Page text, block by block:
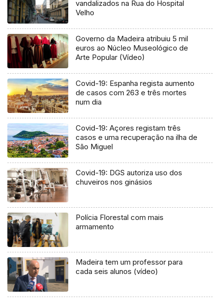
vandalizados na Rua do Hospital
Velho
Governo da Madeira atribuiu 5 mil
euros ao Núcleo Museológico de
Arte Popular (Vídeo)
Covid-19: Espanha regista aumento
de casos com 263 e três mortes
num dia
Covid-19: Açores registam três
casos e uma recuperação na ilha de
São Miguel
Covid-19: DGS autoriza uso dos
chuveiros nos ginásios
Polícia Florestal com mais
armamento
Madeira tem um professor para
cada seis alunos (vídeo)